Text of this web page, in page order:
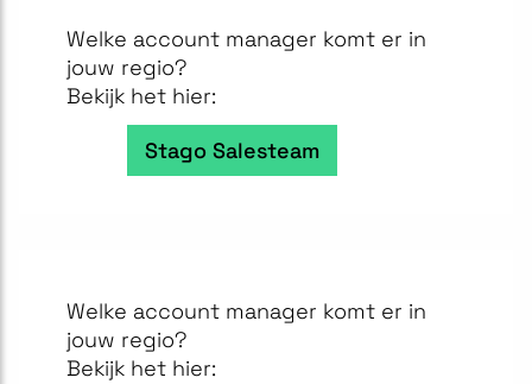
Welke account manager komt er in
jouw regio?
Bekijk het hier:
Stago Salesteam
Welke account manager komt er in
jouw regio?
Bekijk het hier: